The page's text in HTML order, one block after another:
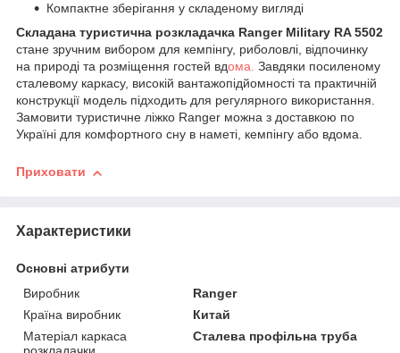
Компактне зберігання у складеному вигляді
Складана туристична розкладачка Ranger Military RA 5502
стане зручним вибором для кемпінгу, риболовлі, відпочинку
на природі та розміщення гостей вдома. Завдяки посиленому
сталевому каркасу, високій вантажопідйомності та практичній
конструкції модель підходить для регулярного використання.
Замовити туристичне ліжко Ranger можна з доставкою по
Україні для комфортного сну в наметі, кемпінгу або вдома.
Приховати
Характеристики
Основні атрибути
Виробник
Ranger
Країна виробник
Китай
Матеріал каркаса
розкладачки
Сталева профільна труба